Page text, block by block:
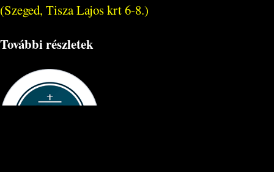
(Szeged, Tisza Lajos krt 6-8.)
További részletek